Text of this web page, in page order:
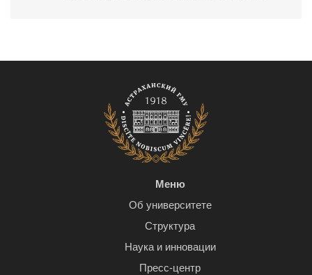
Меню
Об университете
Структура
Наука и инновации
Пресс-центр